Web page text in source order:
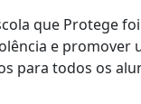
que Protege
e promover
para todos os